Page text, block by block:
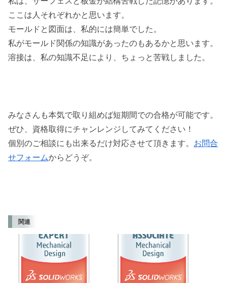
ここは人それぞれかと思います。
モールドと図面は、私的には簡単でした。
私がモールド関係の知識があったのもあるかと思います。
溶接は、私の知識不足により、ちょっと苦戦しました。
みなさんも本気で取り組めば短期間での合格が可能です。
ぜひ、資格取得にチャンレンジしてみてください！
個別のご相談にも出来るだけ対応させて頂きます。 お問合
せフォームからどうぞ。
関連